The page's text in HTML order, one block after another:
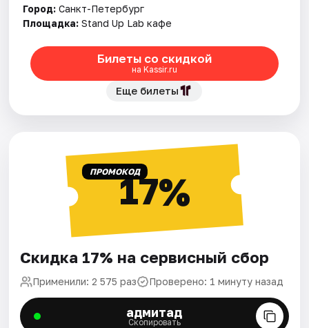
Город: Санкт-Петербург
Площадка: Stand Up Lab кафе
Билеты со скидкой
на Kassir.ru
Еще билеты
ПРОМОКОД17%
Скидка 17% на сервисный сбор
Применили: 2 575 раз Проверено: 1 минуту назад
адмитад
Скопировать